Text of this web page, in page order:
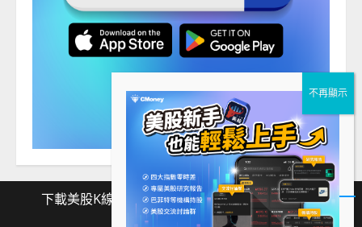
下載美股K線 Facebook Instagram Twitter